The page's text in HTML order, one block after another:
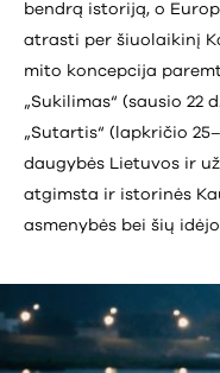
bendrą istoriją, o
atrasti per šiuolaikinį
mito koncepcija
„Sukilimas“ (sausio 22
„Sutartis“ (lapkričio
daugybės Lietuvos ir
atgimsta ir istorinės
asmenybės bei šių